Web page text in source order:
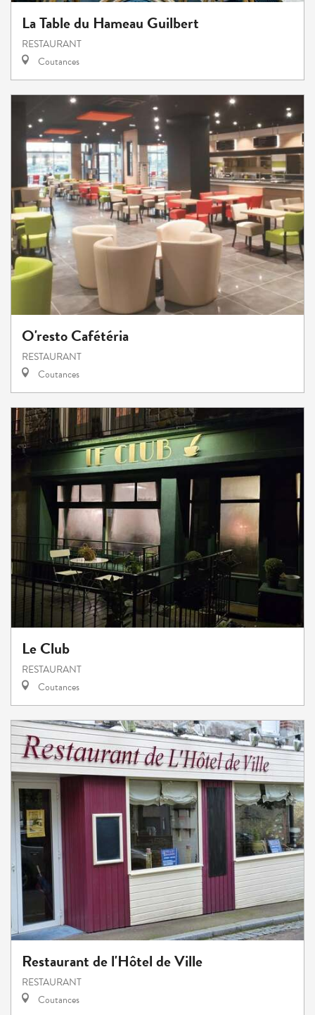
La Table du Hameau Guilbert
RESTAURANT
Coutances
O'resto Cafétéria
RESTAURANT
Coutances
Le Club
RESTAURANT
Coutances
Restaurant de l'Hôtel de Ville
RESTAURANT
Coutances